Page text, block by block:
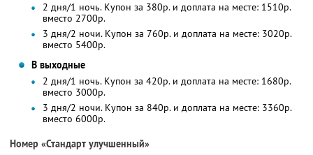
2 дня/1 ночь. Купон за 380р. и доплата на месте: 1510р.
вместо 2700р.
3 дня/2 ночи. Купон за 760р. и доплата на месте: 3020р.
вместо 5400р.
В выходные
2 дня/1 ночь. Купон за 420р. и доплата на месте: 1680р.
вместо 3000р.
3 дня/2 ночи. Купон за 840р. и доплата на месте: 3360р.
вместо 6000р.
Номер «Стандарт улучшенный»